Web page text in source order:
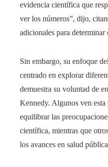
evidencia científica que
ver los números”, dijo,
adicionales para
Sin embargo, su enfoque
centrado en explorar
demuestra su voluntad de
Kennedy. Algunos ven
equilibrar las
científica, mientras que
los avances en salud